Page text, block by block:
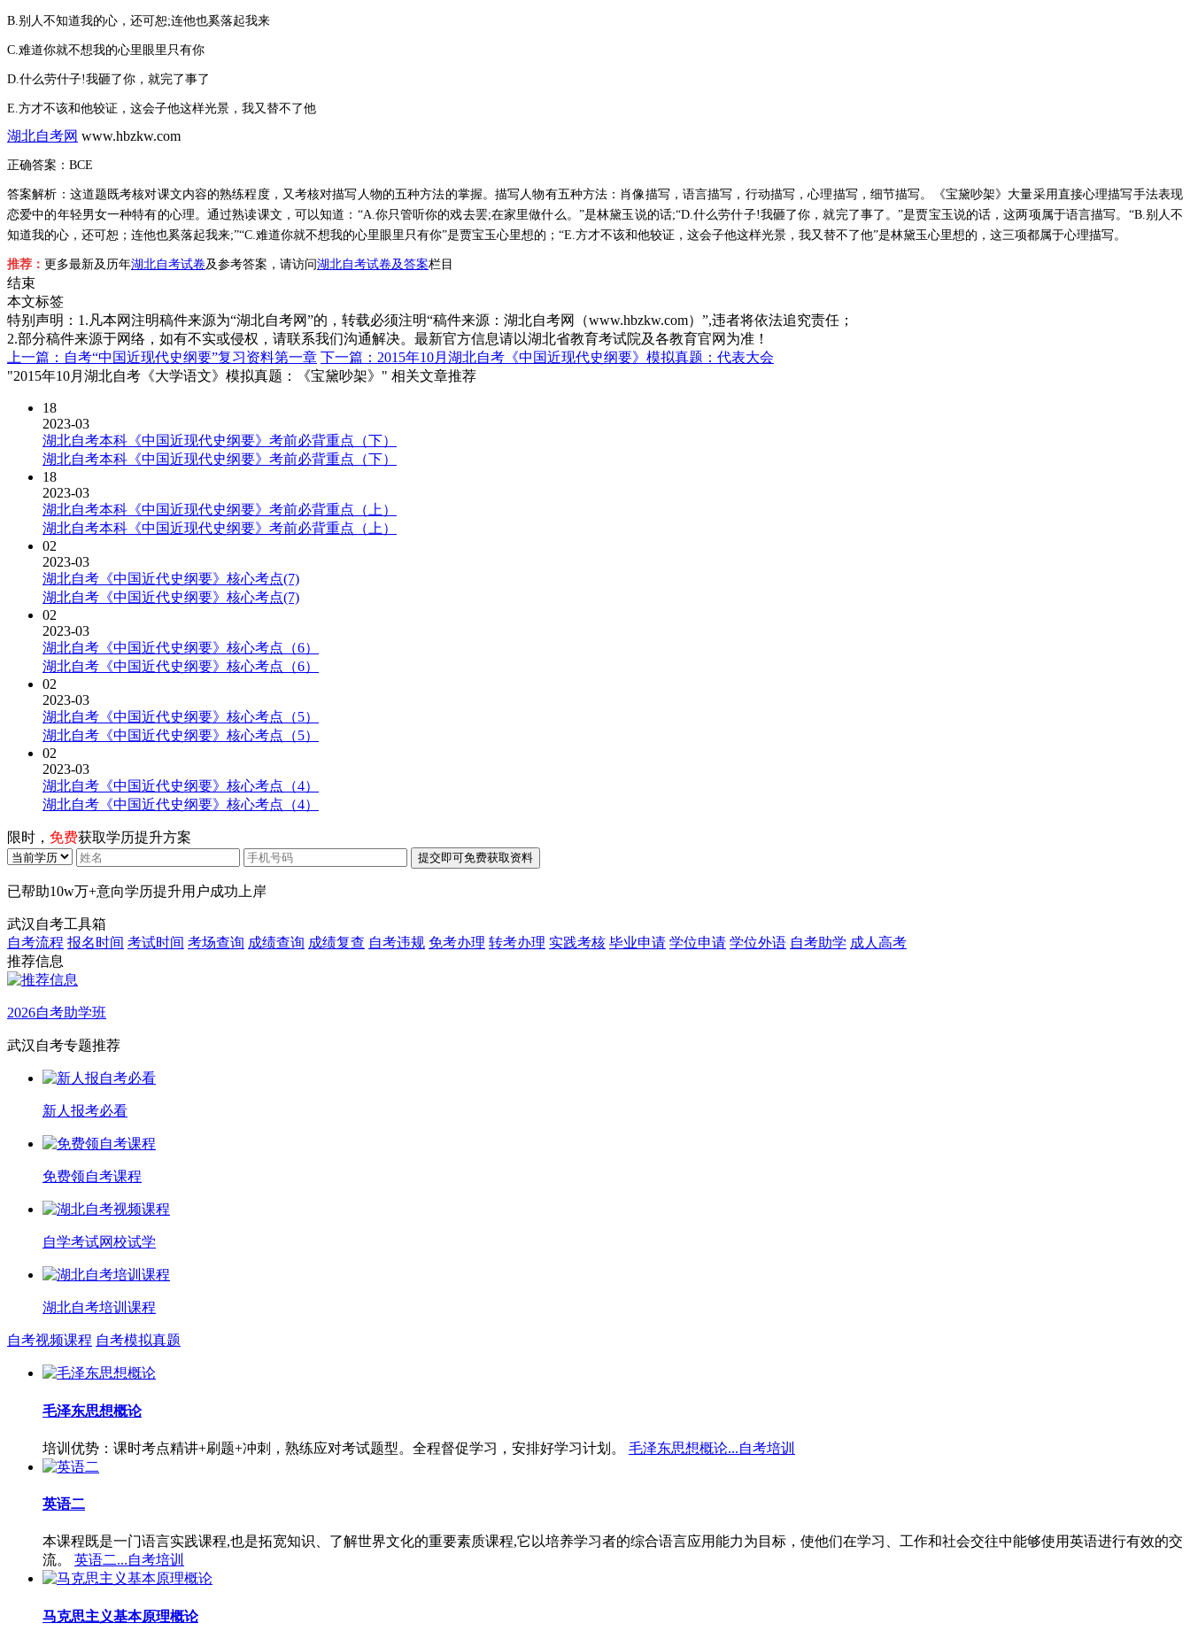
B.别人不知道我的心，还可恕;连他也奚落起我来
C.难道你就不想我的心里眼里只有你
D.什么劳什子!我砸了你，就完了事了
E.方才不该和他较证，这会子他这样光景，我又替不了他
湖北自考网 www.hbzkw.com
正确答案： BCE
答案解析： 这道题既考核对课文内容的熟练程度，又考核对描写人物的五种方法的掌握。描写人物有五种方法：肖像描写，语言描写，行动描写，心理描写，细节描写。《宝黛吵架》大量采用直接心理描写手法表现
恋爱中的年轻男女一种特有的心理。通过熟读课文，可以知道：“A.你只管听你的戏去罢;在家里做什么。”是林黛玉说的话;“D.什么劳什子!我砸了你，就完了事了。”是贾宝玉说的话，这两项属于语言描写。“B.别人不
知道我的心，还可恕；连他也奚落起我来;”“C.难道你就不想我的心里眼里只有你”是贾宝玉心里想的；“E.方才不该和他较证，这会子他这样光景，我又替不了他”是林黛玉心里想的，这三项都属于心理描写。
推荐： 更多最新及历年湖北自考试卷及参考答案，请访问湖北自考试卷及答案栏目
结束
本文标签
特别声明：1.凡本网注明稿件来源为“湖北自考网”的，转载必须注明“稿件来源：湖北自考网（www.hbzkw.com）”,违者将依法追究责任；
2.部分稿件来源于网络，如有不实或侵权，请联系我们沟通解决。最新官方信息请以湖北省教育考试院及各教育官网为准！
上一篇：自考“中国近现代史纲要”复习资料第一章 下一篇：2015年10月湖北自考《中国近现代史纲要》模拟真题：代表大会
"2015年10月湖北自考《大学语文》模拟真题：《宝黛吵架》" 相关文章推荐
18
2023-03
湖北自考本科《中国近现代史纲要》考前必背重点（下）
湖北自考本科《中国近现代史纲要》考前必背重点（下）
18
2023-03
湖北自考本科《中国近现代史纲要》考前必背重点（上）
湖北自考本科《中国近现代史纲要》考前必背重点（上）
02
2023-03
湖北自考《中国近代史纲要》核心考点(7)
湖北自考《中国近代史纲要》核心考点(7)
02
2023-03
湖北自考《中国近代史纲要》核心考点（6）
湖北自考《中国近代史纲要》核心考点（6）
02
2023-03
湖北自考《中国近代史纲要》核心考点（5）
湖北自考《中国近代史纲要》核心考点（5）
02
2023-03
湖北自考《中国近代史纲要》核心考点（4）
湖北自考《中国近代史纲要》核心考点（4）
限时， 免费获取学历提升方案
已帮助10w万+意向学历提升用户成功上岸
武汉自考工具箱
自考流程 报名时间 考试时间 考场查询 成绩查询 成绩复查 自考违规 免考办理 转考办理 实践考核 毕业申请 学位申请 学位外语 自考助学 成人高考
推荐信息
2026自考助学班
武汉自考专题推荐
新人报考必看
免费领自考课程
自学考试网校试学
湖北自考培训课程
自考视频课程 自考模拟真题
毛泽东思想概论
培训优势：课时考点精讲+刷题+冲刺，熟练应对考试题型。全程督促学习，安排好学习计划。 毛泽东思想概论...自考培训
英语二
本课程既是一门语言实践课程,也是拓宽知识、了解世界文化的重要素质课程,它以培养学习者的综合语言应用能力为目标，使他们在学习、工作和社会交往中能够使用英语进行有效的交
流。
英语二...自考培训
马克思主义基本原理概论